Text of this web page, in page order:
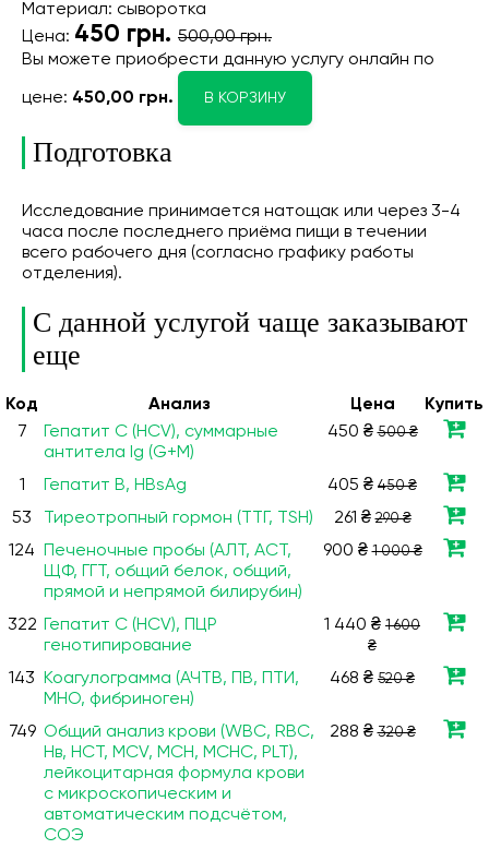
Материал: сыворотка
Цена: 450 грн. 500,00 грн.
Вы можете приобрести данную услугу онлайн по
цене: 450,00 грн. В КОРЗИНУ
Подготовка
Исследование принимается натощак или через 3-4
часа после последнего приёма пищи в течении
всего рабочего дня (согласно графику работы
отделения).
С данной услугой чаще заказывают
еще
Код Анализ Цена
Купить
7
Гепатит С (HCV), суммарные
антитела Ig (G+M)
450 ₴500 ₴
1 Гепатит В, HBsAg 405 ₴ 450 ₴
53 Тиреотропный гормон (ТТГ, TSH) 261 ₴290 ₴
124
Печеночные пробы (АЛТ, АСТ,
ЩФ, ГГТ, общий белок, общий,
прямой и непрямой билирубин)
900 ₴1 000 ₴
322
Гепатит С (HCV), ПЦР
генотипирование
1 440 ₴ 1 600
₴
143
Коагулограмма (АЧТВ, ПВ, ПТИ,
МНО, фибриноген)
468 ₴ 520 ₴
749 Общий анализ крови (WBC, RBC,
Нв, HCT, MCV, МСН, МСНС, PLT),
лейкоцитарная формула крови
с микроскопическим и
автоматическим подсчётом,
СОЭ
288 ₴320 ₴